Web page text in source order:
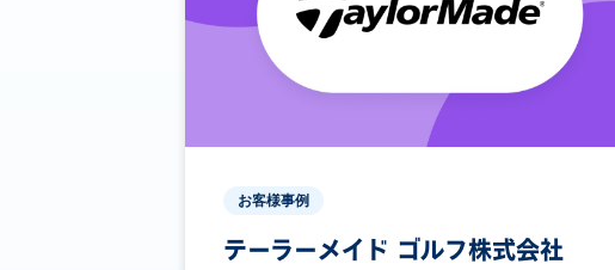
お客様事例
テーラーメイド ゴルフ株式会社